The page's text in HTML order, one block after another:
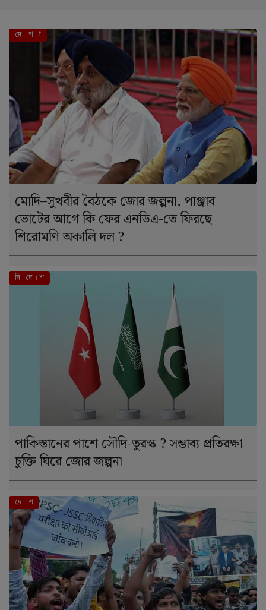
এই মুহূর্তে
দে । শ
মোদি–সুখবীর বৈঠকে জোর জল্পনা, পাঞ্জাব
ভোটের আগে কি ফের এনডিএ-তে ফিরছে
শিরোমণি অকালি দল ?
বি। দে । শ
পাকিস্তানের পাশে সৌদি-তুরস্ক ? সম্ভাব্য প্রতিরক্ষা
চুক্তি ঘিরে জোর জল্পনা
দে । শ